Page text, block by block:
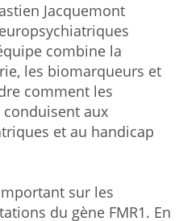
Jacquemont
combine la
les biomarqueurs et
comment les
aux
et au handicap
sur les
du gène FMR1. En